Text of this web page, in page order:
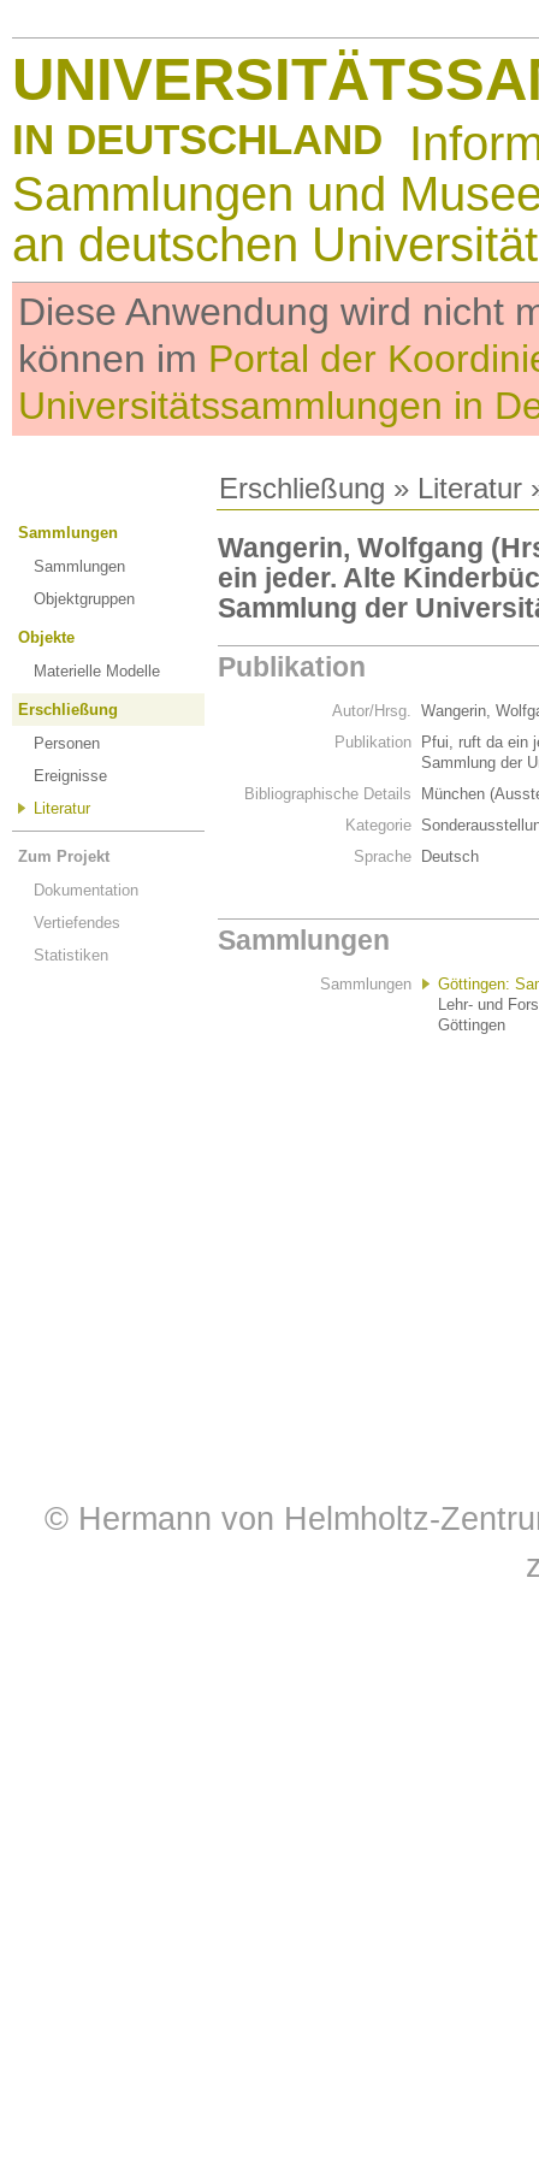
IN DEUTSCHLAND
Sammlungen und
an deutschen
Diese Anwendung wird nicht
können im Portal der
Universitätssammlungen in
Erschließung » Literatur
Sammlungen
Sammlungen
Objektgruppen
Objekte
Materielle Modelle
Erschließung
Personen
Ereignisse
Literatur
Zum Projekt
Dokumentation
Vertiefendes
Statistiken
Wangerin, Wolfgang
ein jeder. Alte
Sammlung der
Publikation
Autor/Hrsg. Wangerin,
Publikation
Pfui, ruft da ein
Sammlung der
Bibliographische Details
München
Kategorie
Sprache
Deutsch
Sammlungen
Sammlungen
Göttingen:
Lehr- und
Göttingen
© Hermann von Helmholtz-